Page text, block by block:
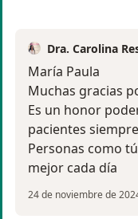
Dra. Carolina
María Paula
Muchas gracias
Es un honor
pacientes
Personas como
mejor cada día
24 de noviembre de